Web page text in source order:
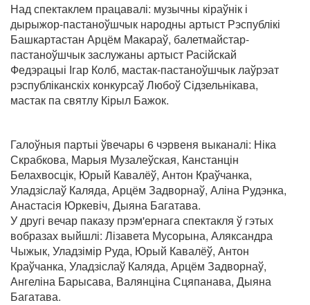
Над спектаклем працавалі: музычны кіраўнік і
дырыжор-пастаноўшчык народны артыст Рэспублікі
Башкартастан Арцём Макараў, балетмайстар-
пастаноўшчык заслужаны артыст Расійскай
Федэрацыі Ігар Колб, мастак-пастаноўшчык лаўрэат
рэспубліканскіх конкурсаў Любоў Сідзельнікава,
мастак па святлу Кірыл Бажок.
Галоўныя партыі ўвечары 6 чэрвеня выканалі: Ніка
Скрабкова, Марыя Музалеўская, Канстанцін
Белахвосцік, Юрый Кавалёў, Антон Краўчанка,
Уладзіслаў Каляда, Арцём Задворнаў, Аліна Рудэнка,
Анастасія Юркевіч, Дыяна Багатава.
У другі вечар паказу прэм'ернага спектакля ў гэтых
вобразах выйшлі: Лізавета Мусорына, Аляксандра
Чыжык, Уладзімір Руда, Юрый Кавалёў, Антон
Краўчанка, Уладзіслаў Каляда, Арцём Задворнаў,
Ангеліна Барысава, Валянціна Сцяпанава, Дыяна
Багатава.